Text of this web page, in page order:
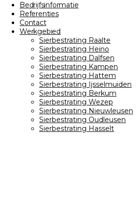
Bedrijfsinformatie
Referenties
Contact
Werkgebied
Sierbestrating Raalte
Sierbestrating Heino
Sierbestrating Dalfsen
Sierbestrating Kampen
Sierbestrating Hattem
Sierbestrating Ijsselmuiden
Sierbestrating Berkum
Sierbestrating Wezep
Sierbestrating Nieuwleusen
Sierbestrating Oudleusen
Sierbestrating Hasselt